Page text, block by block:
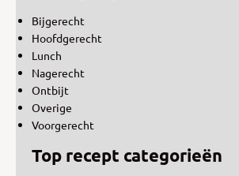
Bijgerecht
Hoofdgerecht
Lunch
Nagerecht
Ontbijt
Overige
Voorgerecht
Top recept categorieën